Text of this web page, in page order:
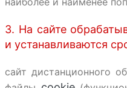
3. На сайте
и устанавливаются
сайт дистанционного